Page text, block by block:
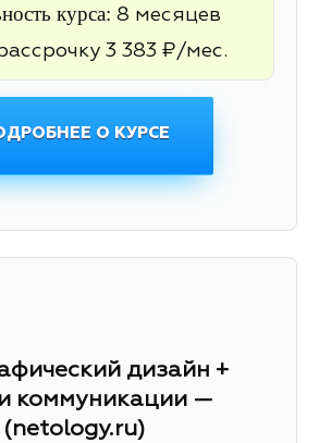
курса: 8 месяцев
3 383 ₽/мес.
О КУРСЕ
дизайн +
коммуникации —
(netology.ru)